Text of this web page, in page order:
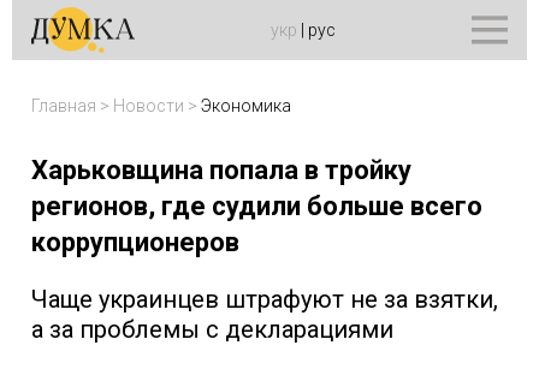
укр рус
Главная > Новости > Экономика
Харьковщина попала в тройку
регионов, где судили больше всего
коррупционеров
Чаще украинцев штрафуют не за взятки,
а за проблемы с декларациями